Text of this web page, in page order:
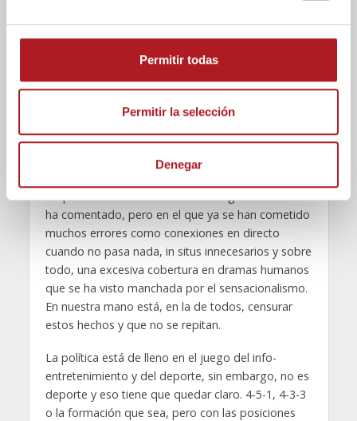
Permitir todas
Permitir la selección
Denegar
Huesca:“enseñar a la audiencia el campo
completo, para que esta pueda realizar su propio
Titulares cortos; hablar de equipos, de fichajes por
los diversos partidos, de banderas; expresiones
periodismo político se ha futbolizado y esto ya es
Un presente no necesariamente negativo como se
ha comentado, pero en el que ya se han cometido
muchos errores como conexiones en directo
cuando no pasa nada, in situs innecesarios y sobre
todo, una excesiva cobertura en dramas humanos
que se ha visto manchada por el sensacionalismo.
En nuestra mano está, en la de todos, censurar
estos hechos y que no se repitan.
La política está de lleno en el juego del info-
entretenimiento y del deporte, sin embargo, no es
deporte y eso tiene que quedar claro. 4-5-1, 4-3-3
o la formación que sea, pero con las posiciones